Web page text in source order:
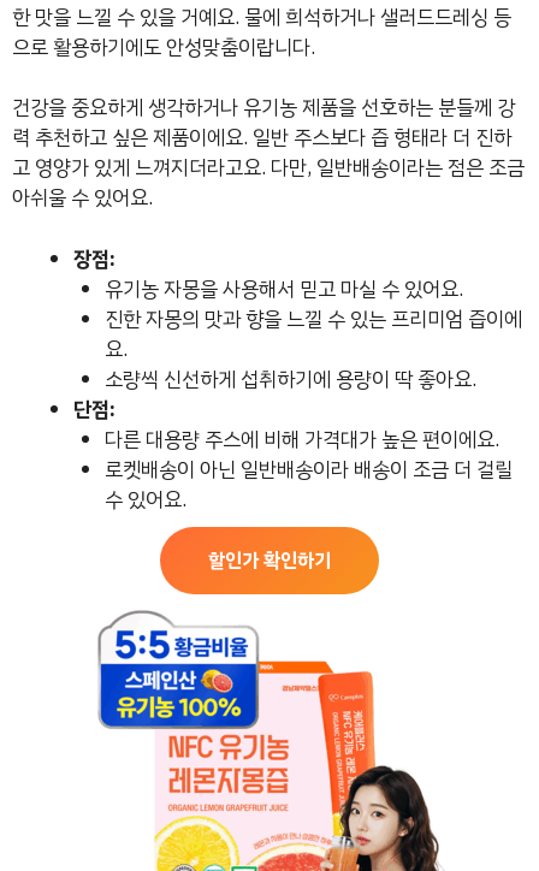
한 맛을 느낄 수 있을 거예요. 물에 희석하거나 샐러드드레싱 등
으로 활용하기에도 안성맞춤이랍니다.
건강을 중요하게 생각하거나 유기농 제품을 선호하는 분들께 강
력 추천하고 싶은 제품이에요. 일반 주스보다 즙 형태라 더 진하
고 영양가 있게 느껴지더라고요. 다만, 일반배송이라는 점은 조금
아쉬울 수 있어요.
장점:
유기농 자몽을 사용해서 믿고 마실 수 있어요.
진한 자몽의 맛과 향을 느낄 수 있는 프리미엄 즙이에
요.
소량씩 신선하게 섭취하기에 용량이 딱 좋아요.
단점:
다른 대용량 주스에 비해 가격대가 높은 편이에요.
로켓배송이 아닌 일반배송이라 배송이 조금 더 걸릴
수 있어요.
할인가 확인하기